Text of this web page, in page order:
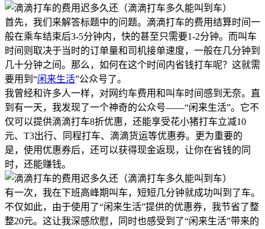
首先，我们来解答标题中的问题。滴滴打车的费用结算时间一
般在乘车结束后3-5分钟内，快的甚至只需要1-2分钟。而叫车
时间则取决于当时的订单量和司机接单速度，一般在几分钟到
几十分钟之间。那么，如何在这个时间内省钱打车呢？这就需
要用到“闲来生活”公众号了。
我曾经和许多人一样，对网约车费用和叫车时间感到无奈。直
到有一天，我发现了一个神奇的公众号——“闲来生活”。它不
仅可以提供滴滴打车8折优惠，还能享受花小猪打车立减10
元、T3出行、同程打车、滴滴货运等优惠券。更为重要的
是，使用优惠券后，还可以获得现金返现，让你在省钱的同
时，还能赚钱。
有一次，我在下班高峰期叫车，短短几分钟就成功叫到了车。
不仅如此，由于使用了“闲来生活”提供的优惠券，我节省了整
整20元。这让我深感欣慰，同时也感受到了“闲来生活”带来的